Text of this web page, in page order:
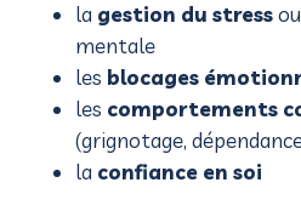
la gestion du stressou
mentale
les blocages
les comportements
(grignotage,
la confiance en soi